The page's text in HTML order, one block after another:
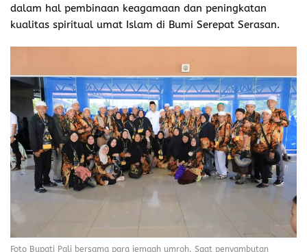
dalam hal pembinaan keagamaan dan peningkatan
kualitas spiritual umat Islam di Bumi Serepat Serasan.
Foto Bupati Pali bersama para jemaah umroh. Saat penyambutan